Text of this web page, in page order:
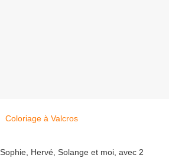
Hervé, Solange et moi, avec 2